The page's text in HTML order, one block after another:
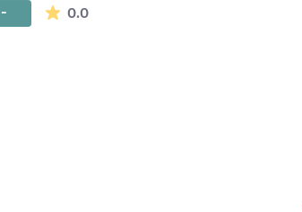
- 0.0La valoración media es de 0